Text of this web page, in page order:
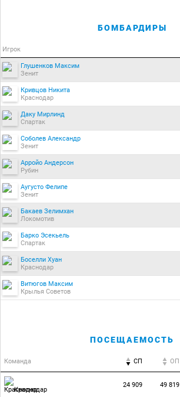
БОМБАРДИРЫ
Игрок
Глушенков Максим
Зенит
Кривцов Никита
Краснодар
Даку Мирлинд
Спартак
Соболев Александр
Зенит
Арройо Андерсон
Рубин
Аугусто Фелипе
Зенит
Бакаев Зелимхан
Локомотив
Барко Эсекьель
Спартак
Боселли Хуан
Краснодар
Витюгов Максим
Крылья Советов
ПОСЕЩАЕМОСТЬ
Команда СП ОП
Краснодар
24 909 49 819